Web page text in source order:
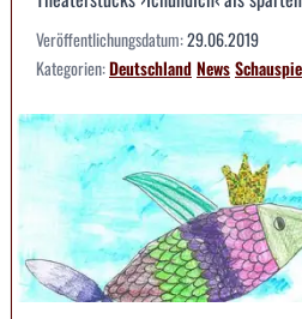
Veröffentlichungsdatum:29.06.2019
Kategorien:DeutschlandNews